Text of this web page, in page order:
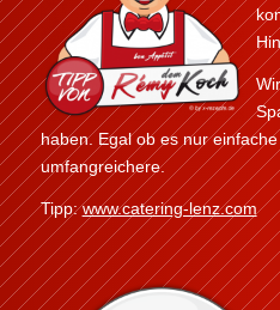
haben. Egal ob es nur
umfangreichere.
Tipp:www.catering-lenz.com